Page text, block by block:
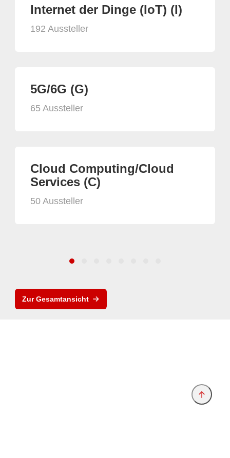
Internet der Dinge (IoT) (I)
192 Aussteller
5G/6G (G)
65 Aussteller
Cloud Computing/Cloud
Services (C)
50 Aussteller
Zur Gesamtansicht